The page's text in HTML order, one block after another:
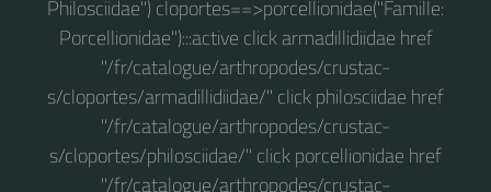
Philosciidae") cloportes==>porcellionidae("Famille:
Porcellionidae"):::active click armadillidiidae href
"/fr/catalogue/arthropodes/crustac-
s/cloportes/armadillidiidae/" click philosciidae href
"/fr/catalogue/arthropodes/crustac-
s/cloportes/philosciidae/" click porcellionidae href
"/fr/catalogue/arthropodes/crustac-